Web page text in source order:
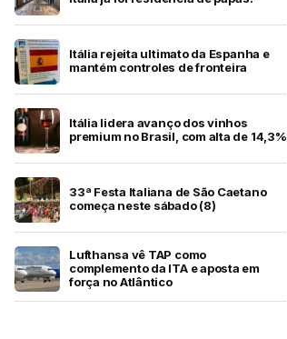
Itália rejeita ultimato da Espanha e
mantém controles de fronteira
Itália lidera avanço dos vinhos
premium no Brasil, com alta de 14,3%
33ª Festa Italiana de São Caetano
começa neste sábado (8)
Lufthansa vê TAP como
complemento da ITA e aposta em
força no Atlântico